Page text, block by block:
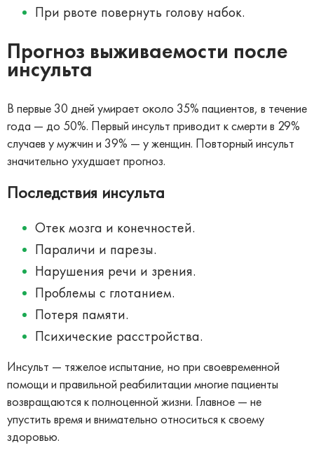
При рвоте повернуть голову набок.
Прогноз выживаемости после
инсульта
В первые 30 дней умирает около 35% пациентов, в течение
года — до 50%. Первый инсульт приводит к смерти в 29%
случаев у мужчин и 39% — у женщин. Повторный инсульт
значительно ухудшает прогноз.
Последствия инсульта
Отек мозга и конечностей.
Параличи и парезы.
Нарушения речи и зрения.
Проблемы с глотанием.
Потеря памяти.
Психические расстройства.
Инсульт — тяжелое испытание, но при своевременной
помощи и правильной реабилитации многие пациенты
возвращаются к полноценной жизни. Главное — не
упустить время и внимательно относиться к своему
здоровью.